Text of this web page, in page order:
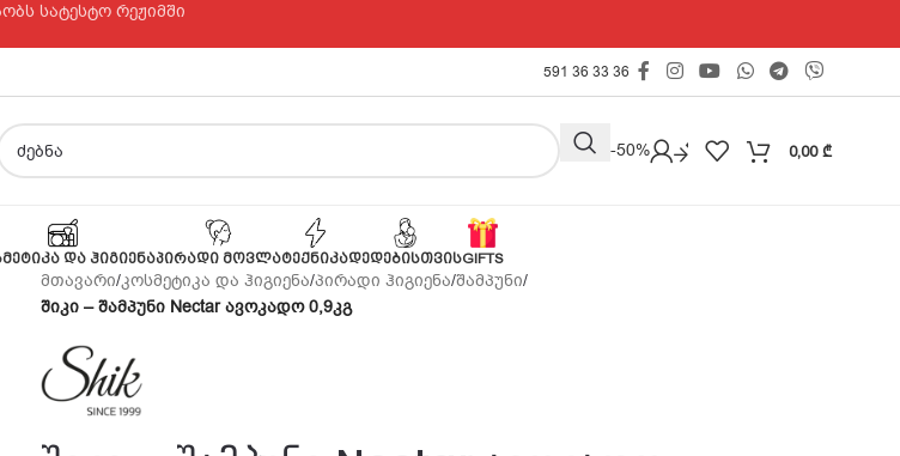
სატესტო რეჟიმში
591 36 33 36
Outlet -50% 0,00 ₾
ᲓᲐ ᲰᲘᲒᲘᲔᲜᲐᲞᲘᲠᲐᲓᲘ ᲛᲝᲕᲚᲐᲢᲔᲥᲜᲘᲙᲐᲓᲔᲓᲔᲑᲘᲡᲗᲕᲘᲡGIFTS
მთავარი/კოსმეტიკა და ჰიგიენა/პირადი ჰიგიენა/შამპუნი/
შიკი – შამპუნი Nectar ავოკადო 0,9კგ